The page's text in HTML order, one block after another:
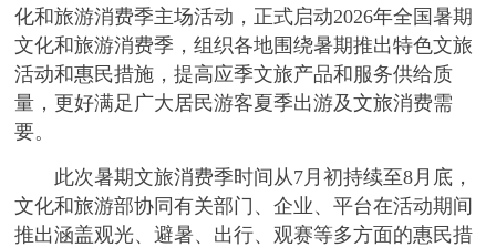
化和旅游消费季主场活动，正式启动2026年全国暑期
文化和旅游消费季，组织各地围绕暑期推出特色文旅
活动和惠民措施，提高应季文旅产品和服务供给质
量，更好满足广大居民游客夏季出游及文旅消费需
要。
此次暑期文旅消费季时间从7月初持续至8月底，
文化和旅游部协同有关部门、企业、平台在活动期间
推出涵盖观光、避暑、出行、观赛等多方面的惠民措